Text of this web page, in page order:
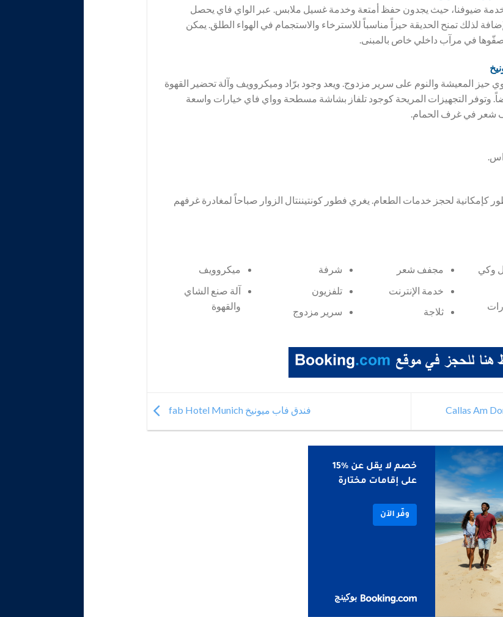
خدمة ضيوفنا، حيث يجدون حفظ أمتعة وخدمة غسيل ملابس. عبر الواي فاي يحصل
لذلك تمنح الحديقة حيزاً مناسباً للاسترخاء والاستجمام في الهواء الطلق. يمكن
في مرآب داخلي خاص بالمبنى.
المعيشة والنوم على سرير مزدوج. ويعد وجود برّاد وميكروويف وآلة تحضير القهوة
وتوفر التجهيزات المريحة كوجود تلفاز بشاشة مسطحة وواي فاي خيارات واسعة
شعر في غرف الحمام.
كإمكانية لحجز خدمات الطعام. يغري فطور كونتيننتال الزوار صباحاً لمغادرة غرفهم
وكي
مجفف شعر
خدمة الإنترنت
ثلاجة
شرفة
تلفزيون
سرير مزدوج
ميكروويف
آلة صنع الشاي
والقهوة
فندق فاب ميونيخ fab Hotel Munich